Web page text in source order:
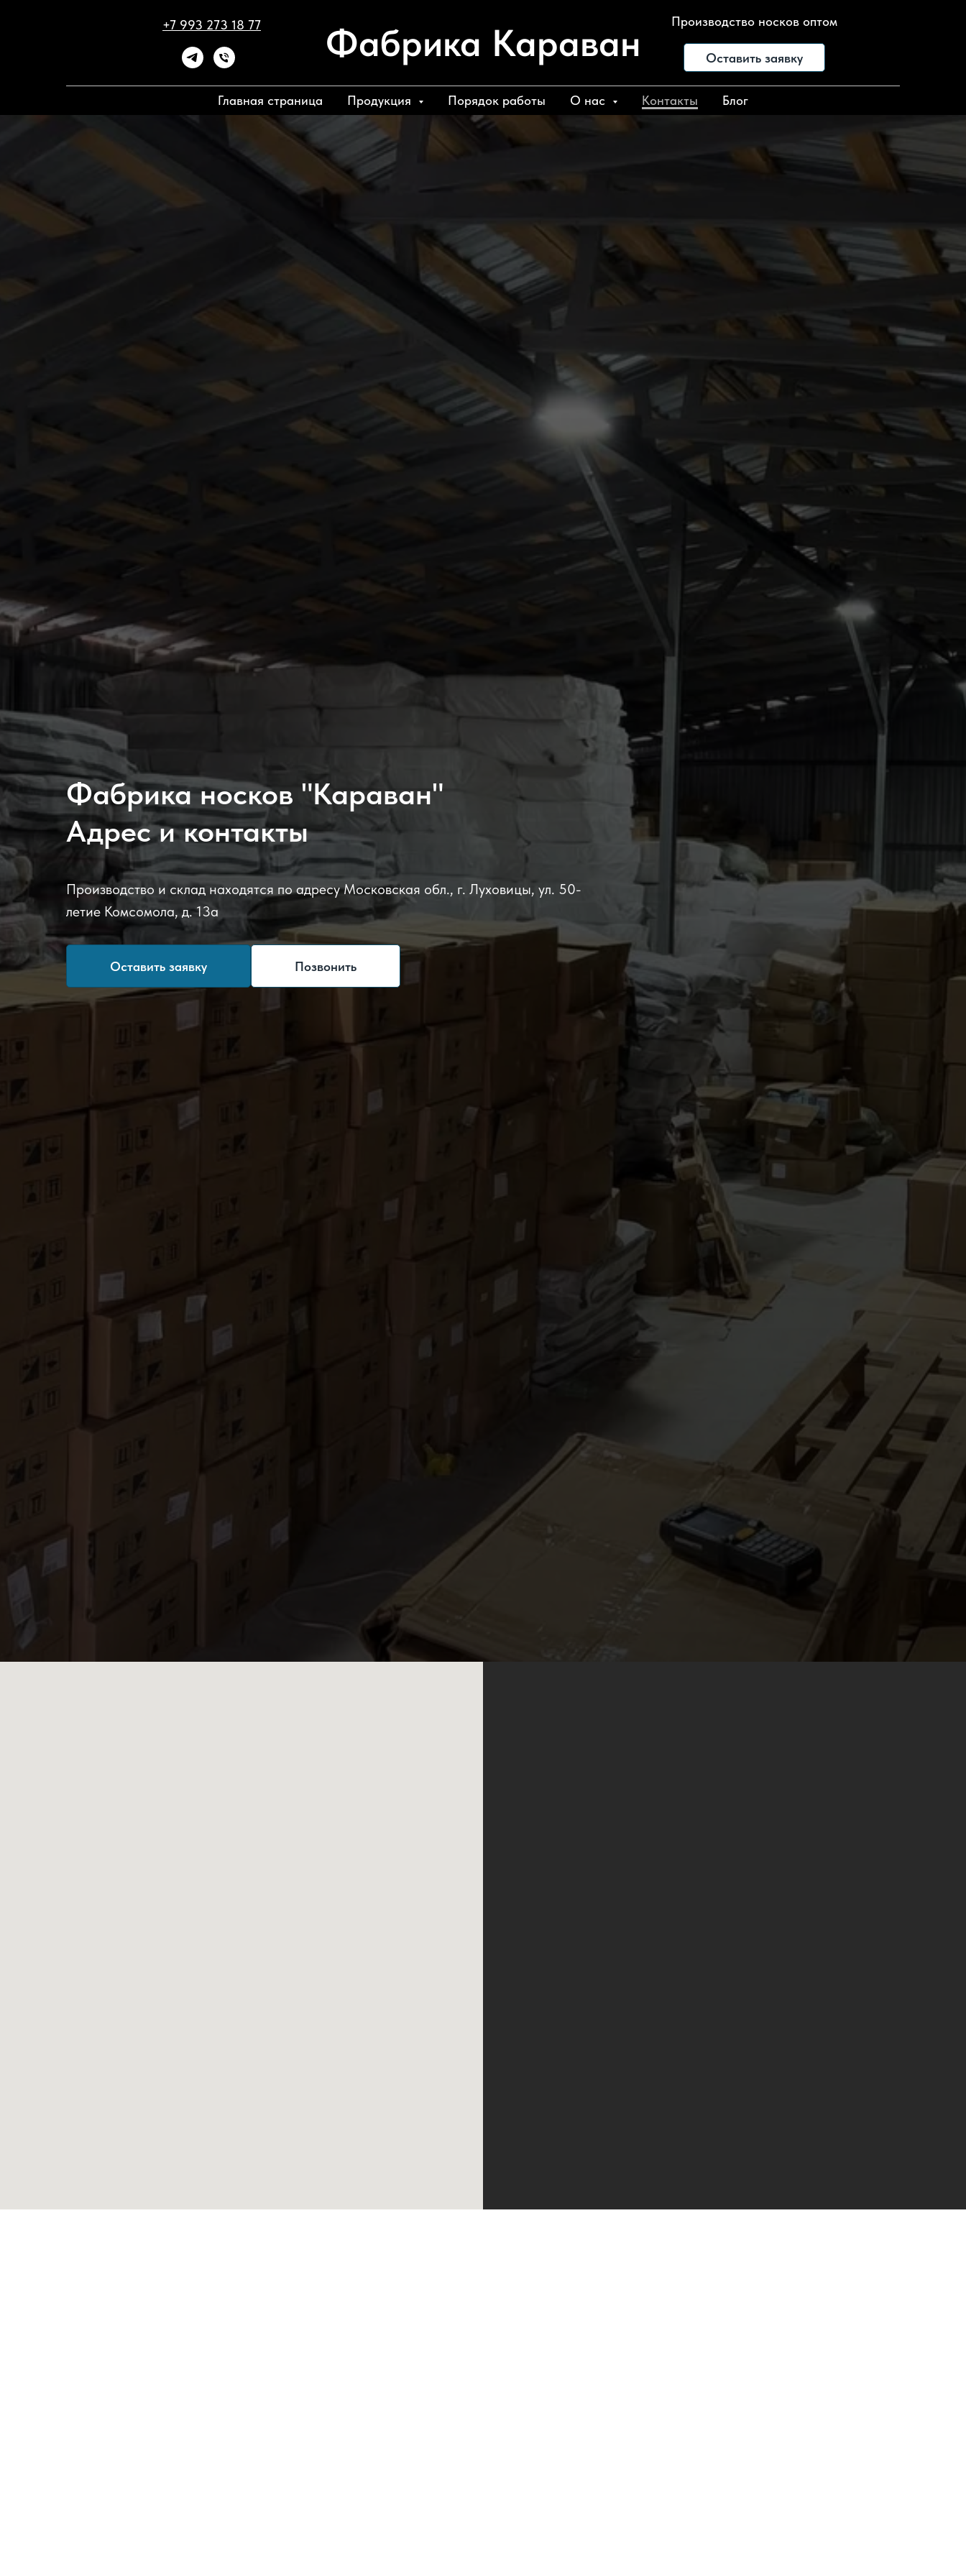
Фабрика Караван
+7 993 273 18 77 Производство носков оптом
Оставить заявку
Главная страница Продукция Порядок работы О нас Контакты Блог
Фабрика носков "Караван"
Адрес и контакты
Производство и склад находятся по адресу Московская обл., г. Луховицы, ул. 50-
летие Комсомола, д. 13а
Оставить заявку Позвонить